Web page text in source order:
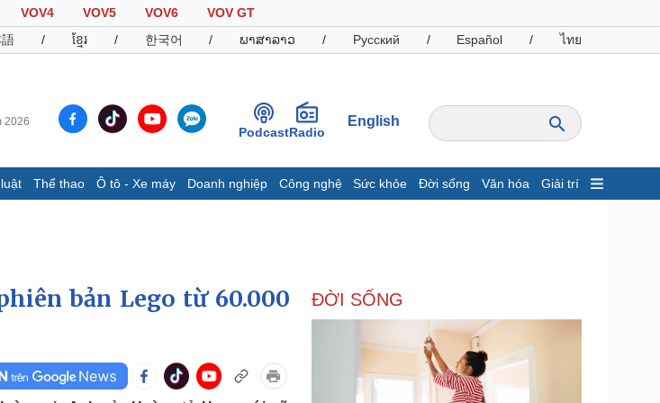
VOV4 VOV5 VOV6
VOV GT
語 / ខ្មែរ / 한국어 / ພາສາລາວ / Русский / Español / ไทย
2026
PodcastRadio
English
Thể thao Ô tô - Xe máy Doanh nghiệp Công nghệ Sức khỏe Đời sống Văn hóa Giải trí
Infographic
Giá cà phê
Ô tô - Xe máy
Ô tô
Doanh nghiệp
Thông tin doanh nghiệp
Công nghệ
Sành điệu
bản Lego từ 60.000
ĐỜI SỐNG